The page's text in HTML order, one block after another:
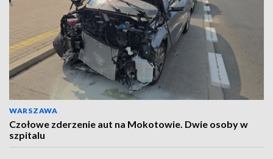
WARSZAWA
Czołowe zderzenie aut na Mokotowie. Dwie osoby w
szpitalu